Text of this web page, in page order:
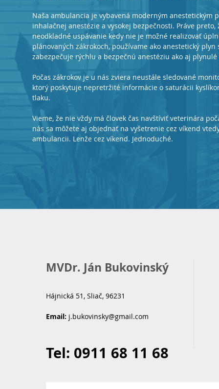
Hájnická 51, Sliač, 96231
Email: j.bukovinsky@gmail.com
Tel: 0911 68 11 68
MVDr. Ján Bukovinský
Naša ambulancia je vybavená moderným anestetickým
inhalačnej anestézie a vysokej bezpečnosti. Práve
neodkladné uspávanie kedy nie je možné realizovať
plánovaných zákrokoch, používame ako anestetický
zabezpečuje rýchlu a bezpečnú anestéziu ako aj
Počas zákrokov je u nás zviera neustále sledované
ktorý poskytuje nepretržité informácie o saturácii
tlaku.
Vieme, že nie vždy má človek čas navštíviť veterinára
nás sa môžete aj objednať na vyšetrenie cez víkend
ambulancii. Lenže cez víkend. Jednoduché.